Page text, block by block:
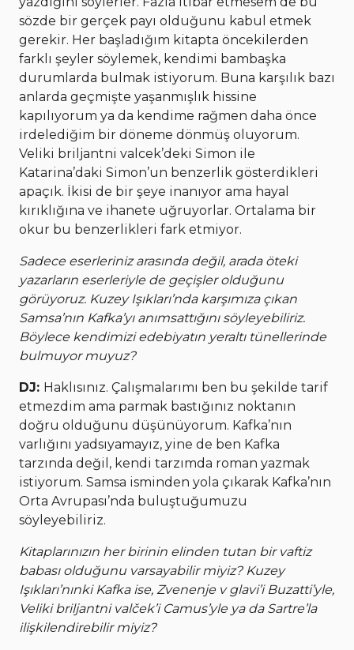
sözde bir gerçek payı olduğunu kabul etmek
gerekir. Her başladığım kitapta öncekilerden
farklı şeyler söylemek, kendimi bambaşka
durumlarda bulmak istiyorum. Buna karşılık bazı
anlarda geçmişte yaşanmışlık hissine
kapılıyorum ya da kendime rağmen daha önce
irdelediğim bir döneme dönmüş oluyorum.
Veliki briljantni valcek’deki Simon ile
Katarina’daki Simon’un benzerlik gösterdikleri
apaçık. İkisi de bir şeye inanıyor ama hayal
kırıklığına ve ihanete uğruyorlar. Ortalama bir
okur bu benzerlikleri fark etmiyor.
Sadece eserleriniz arasında değil, arada öteki
yazarların eserleriyle de geçişler olduğunu
görüyoruz. Kuzey Işıkları’nda karşımıza çıkan
Samsa’nın Kafka’yı anımsattığını söyleyebiliriz.
Böylece kendimizi edebiyatın yeraltı tünellerinde
bulmuyor muyuz?
DJ: Haklısınız. Çalışmalarımı ben bu şekilde tarif
etmezdim ama parmak bastığınız noktanın
doğru olduğunu düşünüyorum. Kafka’nın
varlığını yadsıyamayız, yine de ben Kafka
tarzında değil, kendi tarzımda roman yazmak
istiyorum. Samsa isminden yola çıkarak Kafka’nın
Orta Avrupası’nda buluştuğumuzu
söyleyebiliriz.
Kitaplarınızın her birinin elinden tutan bir vaftiz
babası olduğunu varsayabilir miyiz? Kuzey
Işıkları’nınki Kafka ise, Zvenenje v glavi’i Buzatti’yle,
Veliki briljantni valček’i Camus’yle ya da Sartre’la
ilişkilendirebilir miyiz?